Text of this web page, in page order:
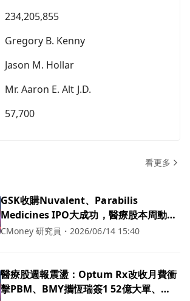
234,205,855
Gregory B. Kenny
Jason M. Hollar
Mr. Aaron E. Alt J.D.
57,700
看更多
GSK收購Nuvalent、Parabilis
Medicines IPO大成功，醫療股本周動態
引關注！
CMoney 研究員 ・ 2026/06/14 15:40
醫療股週報震盪：Optum Rx改收月費衝
擊PBM、BMY攜恆瑞簽1 52億大單、